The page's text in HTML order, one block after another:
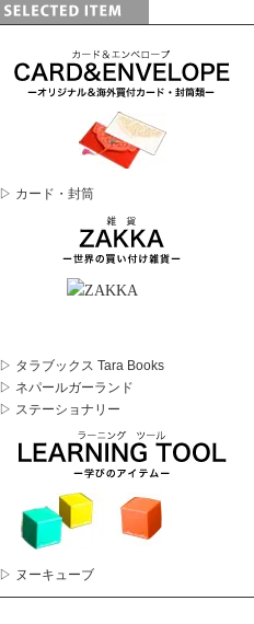
▷ カード・封筒
▷ タラブックス Tara Books
▷ ネパールガーランド
▷ ステーショナリー
▷ ヌーキューブ